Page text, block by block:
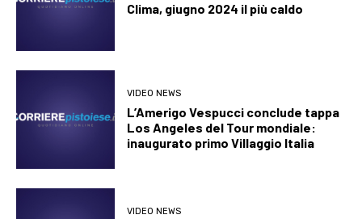
Clima, giugno 2024 il più caldo
VIDEO NEWS
L’Amerigo Vespucci conclude tappa
Los Angeles del Tour mondiale:
inaugurato primo Villaggio Italia
VIDEO NEWS